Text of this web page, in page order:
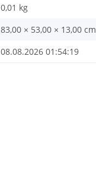
0,01 kg
83,00 × 53,00 × 13,00 cm
08.08.2026 01:54:19